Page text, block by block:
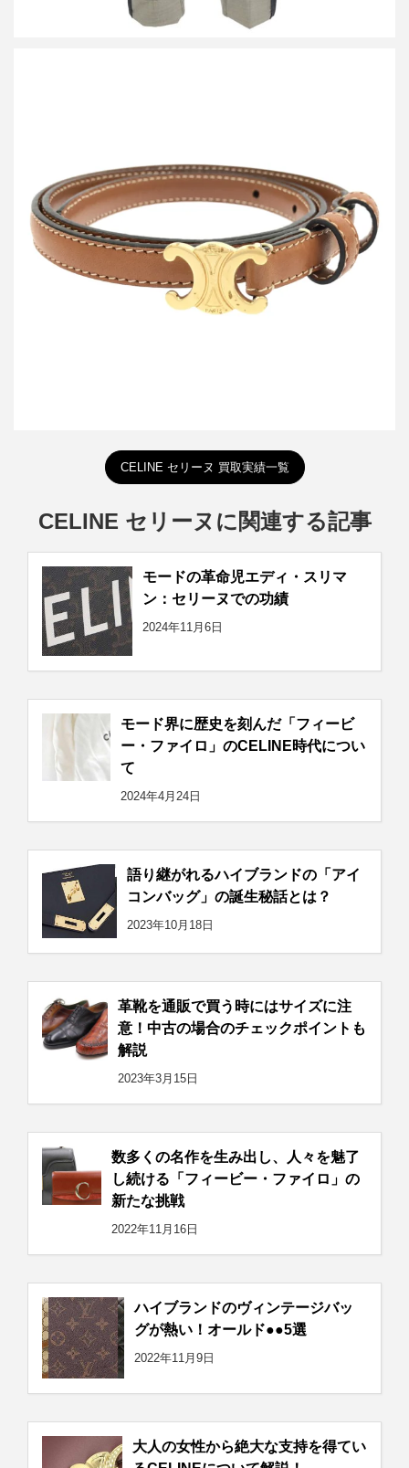
セリーヌ トリオンフレザーベルト 13mm
詳しく見る
CELINE セリーヌ 買取実績一覧
CELINE セリーヌに関連する記事
モードの革命児エディ・スリマ
ン：セリーヌでの功績
2024年11月6日
モード界に歴史を刻んだ「フィービ
ー・ファイロ」のCELINE時代につい
て
2024年4月24日
語り継がれるハイブランドの「アイ
コンバッグ」の誕生秘話とは？
2023年10月18日
革靴を通販で買う時にはサイズに注
意！中古の場合のチェックポイントも
解説
2023年3月15日
数多くの名作を生み出し、人々を魅了
し続ける「フィービー・ファイロ」の
新たな挑戦
2022年11月16日
ハイブランドのヴィンテージバッ
グが熱い！オールド●●5選
2022年11月9日
大人の女性から絶大な支持を得てい